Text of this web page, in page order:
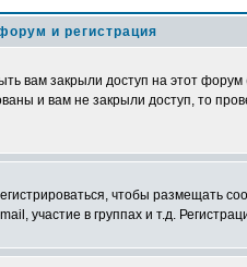
и регистрация
вам закрыли доступ на этот
и вам не закрыли доступ, то
чтобы размещать
в группах и т.д.